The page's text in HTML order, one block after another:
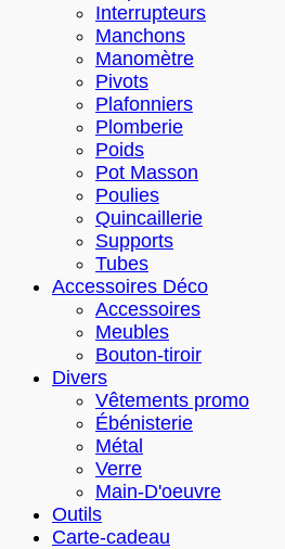
Interrupteurs
Manchons
Manomètre
Pivots
Plafonniers
Plomberie
Poids
Pot Masson
Poulies
Quincaillerie
Supports
Tubes
Accessoires Déco
Accessoires
Meubles
Bouton-tiroir
Divers
Vêtements promo
Ébénisterie
Métal
Verre
Main-D'oeuvre
Outils
Carte-cadeau